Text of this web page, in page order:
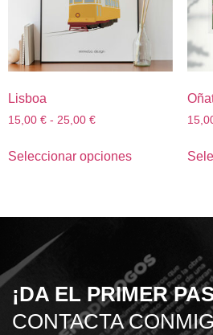
Lisboa
15,00 € - 25,00 €
Seleccionar opciones
¡DA EL PRIMER
CONTACTA